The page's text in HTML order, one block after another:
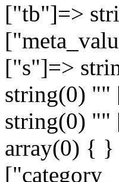
["tb"]=>
["s"]=>
string(0) ""
string(0) ""
array(0) {